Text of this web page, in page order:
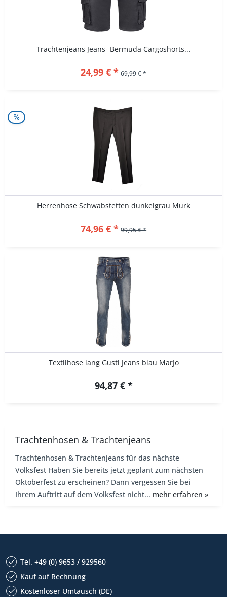
Trachtenjeans Jeans- Bermuda Cargoshorts...
24,99 € * 69,99 € *
Herrenhose Schwabstetten dunkelgrau Murk
74,96 € * 99,95 € *
Textilhose lang Gustl Jeans blau MarJo
94,87 € *
Trachtenhosen & Trachtenjeans
Trachtenhosen & Trachtenjeans für das nächste
Volksfest Haben Sie bereits jetzt geplant zum nächsten
Oktoberfest zu erscheinen? Dann vergessen Sie bei
Ihrem Auftritt auf dem Volksfest nicht... mehr erfahren »
Tel. +49 (0) 9653 / 929560
Kauf auf Rechnung
Kostenloser Umtausch (DE)